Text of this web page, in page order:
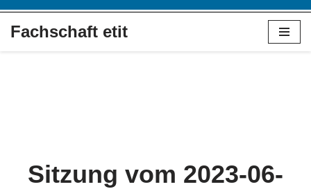
Fachschaft etit
Sitzung vom 2023-06-